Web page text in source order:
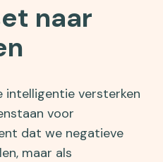
naar
intelligentie versterken
voor
dat we negatieve
maar als